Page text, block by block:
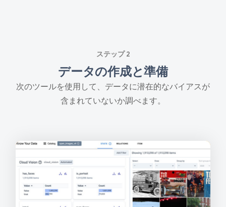
ステップ 2
データの作成と準備
次のツールを使用して、データに潜在的なバイアスが
含まれていないか調べます。